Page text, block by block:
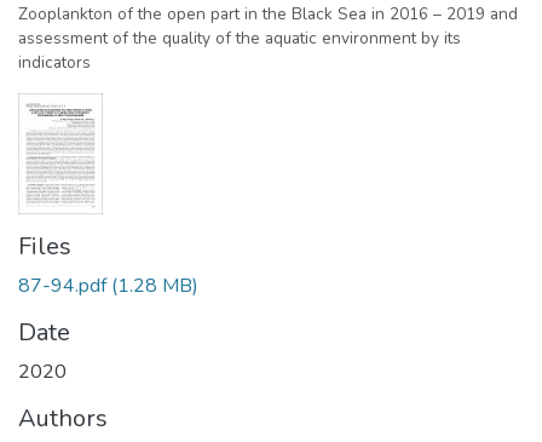
Zooplankton of the open part in the Black Sea in 2016 – 2019 and
assessment of the quality of the aquatic environment by its
indicators
Files
87-94.pdf(1.28 MB)
Date
2020
Authors